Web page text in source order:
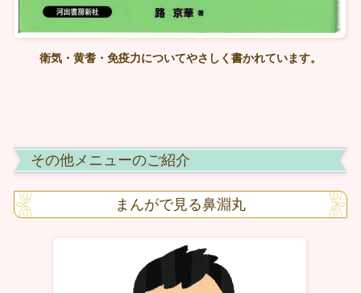
衛気・黄耆・免疫力についてやさしく書かれています。
その他メニューのご紹介
まんがで見る鼻淵丸